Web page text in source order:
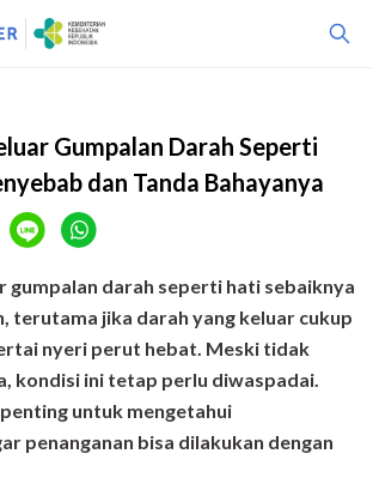
Gumpalan Darah Seperti
dan Tanda Bahayanya
gumpalan darah seperti hati sebaiknya
, terutama jika darah yang keluar cukup
nyeri perut hebat. Meski tidak
kondisi ini tetap perlu diwaspadai.
untuk mengetahui
penanganan bisa dilakukan dengan